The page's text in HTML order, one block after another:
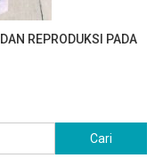
REPRODUKSI PADA
untuk: